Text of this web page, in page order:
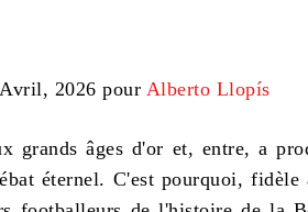
2026 pour Alberto Llopís
grands âges d'or et, entre, a
éternel. C'est pourquoi, fidèle